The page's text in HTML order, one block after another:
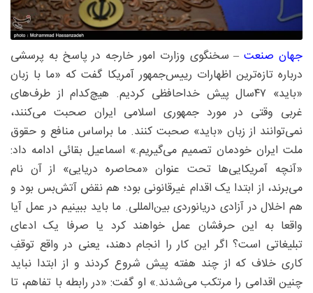
جهان صنعت– سخنگوی وزارت امور خارجه در پاسخ به پرسشی
درباره تازه‌ترین اظهارات رییس‌جمهور آمریکا گفت که «ما با زبان
«باید» ۴۷سال پیش خداحافظی کردیم. هیچ‌کدام از طرف‌های
غربی وقتی در مورد جمهوری اسلامی ایران صحبت می‌کنند،
نمی‌توانند از زبان «باید» صحبت کنند. ما براساس منافع و حقوق
ملت ایران خودمان تصمیم می‌گیریم.» اسماعیل بقائی ادامه داد:
«آنچه آمریکایی‌ها تحت عنوان «محاصره دریایی» از آن نام
می‌برند، از ابتدا یک اقدام غیرقانونی بود؛ هم نقض آتش‌بس بود و
هم اخلال در آزادی دریانوردی بین‌المللی. ما باید ببینیم در عمل آیا
واقعا به این حرفشان عمل خواهند کرد یا صرفا یک ادعای
تبلیغاتی است؟ اگر این کار را انجام دهند، یعنی در واقع توقفِ
کاری خلاف که از چند هفته پیش شروع کردند و از ابتدا نباید
چنین اقدامی را مرتکب می‌شدند.» او گفت: «در رابطه با تفاهم، تا